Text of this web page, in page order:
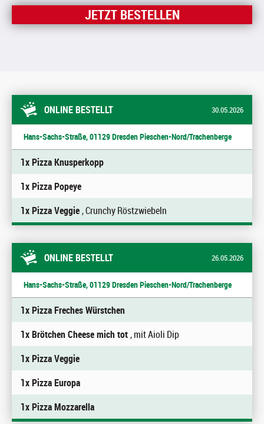
JETZT BESTELLEN
ONLINE BESTELLT 30.05.2026
Hans-Sachs-Straße, 01129 Dresden Pieschen-Nord/Trachenberge
1x Pizza Knusperkopp
1x Pizza Popeye
1x Pizza Veggie, Crunchy Röstzwiebeln
ONLINE BESTELLT 26.05.2026
Hans-Sachs-Straße, 01129 Dresden Pieschen-Nord/Trachenberge
1x Pizza Freches Würstchen
1x Brötchen Cheese mich tot, mit Aioli Dip
1x Pizza Veggie
1x Pizza Europa
1x Pizza Mozzarella